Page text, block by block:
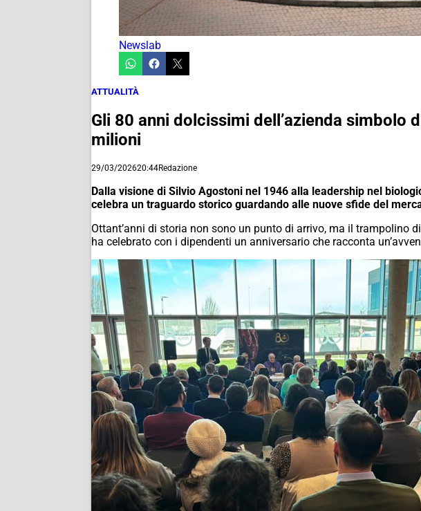
Newslab
ATTUALITÀ
Gli 80 anni dolcissimi dell’azienda
milioni
29/03/202620:44Redazione
Dalla visione di Silvio Agostoni nel 1946 alla leadership nel
celebra un traguardo storico guardando alle nuove sfide del
Ottant’anni di storia non sono un punto di arrivo, ma il trampolino
ha celebrato con i dipendenti un anniversario che racconta